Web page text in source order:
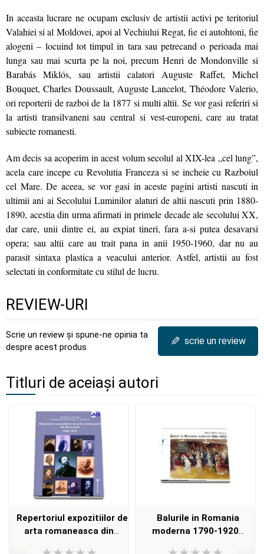
In aceasta lucrare ne ocupam exclusiv de artistii activi pe teritoriul
Valahiei si al Moldovei, apoi al Vechiului Regat, fie ei autohtoni, fie
alogeni – locuind tot timpul in tara sau petrecand o perioada mai
lunga sau mai scurta pe la noi, precum Henri de Mondonville si
Barabás Miklós, sau artistii calatori Auguste Raffet, Michel
Bouquet, Charles Doussault, Auguste Lancelot, Théodore Valerio,
ori reporterii de razboi de la 1877 si multi altii. Se vor gasi referiri si
la artisti transilvaneni sau central si vest-europeni, care au tratat
subiecte romanesti.
Am decis sa acoperim in acest volum secolul al XIX-lea „cel lung”,
acela care incepe cu Revolutia Franceza si se incheie cu Razboiul
cel Mare. De aceea, se vor gasi in aceste pagini artisti nascuti in
ultimii ani ai Secolului Luminilor alaturi de altii nascuti prin 1880-
1890, acestia din urma afirmati in primele decade ale secolului XX,
dar care, unii dintre ei, au expiat tineri, fara a-si putea desavarsi
opera; sau altii care au trait pana in anii 1950-1960, dar nu au
parasit sintaxa plastica a veacului anterior. Astfel, artistii au fost
selectati in conformitate cu stilul de lucru.
REVIEW-URI
Scrie un review și spune-ne opinia ta
despre acest produs
✎ scrie un review
Titluri de aceiași autori
Repertoriul expozitiilor de
arta romaneasca din
Balurile in Romania
moderna 1790-1920